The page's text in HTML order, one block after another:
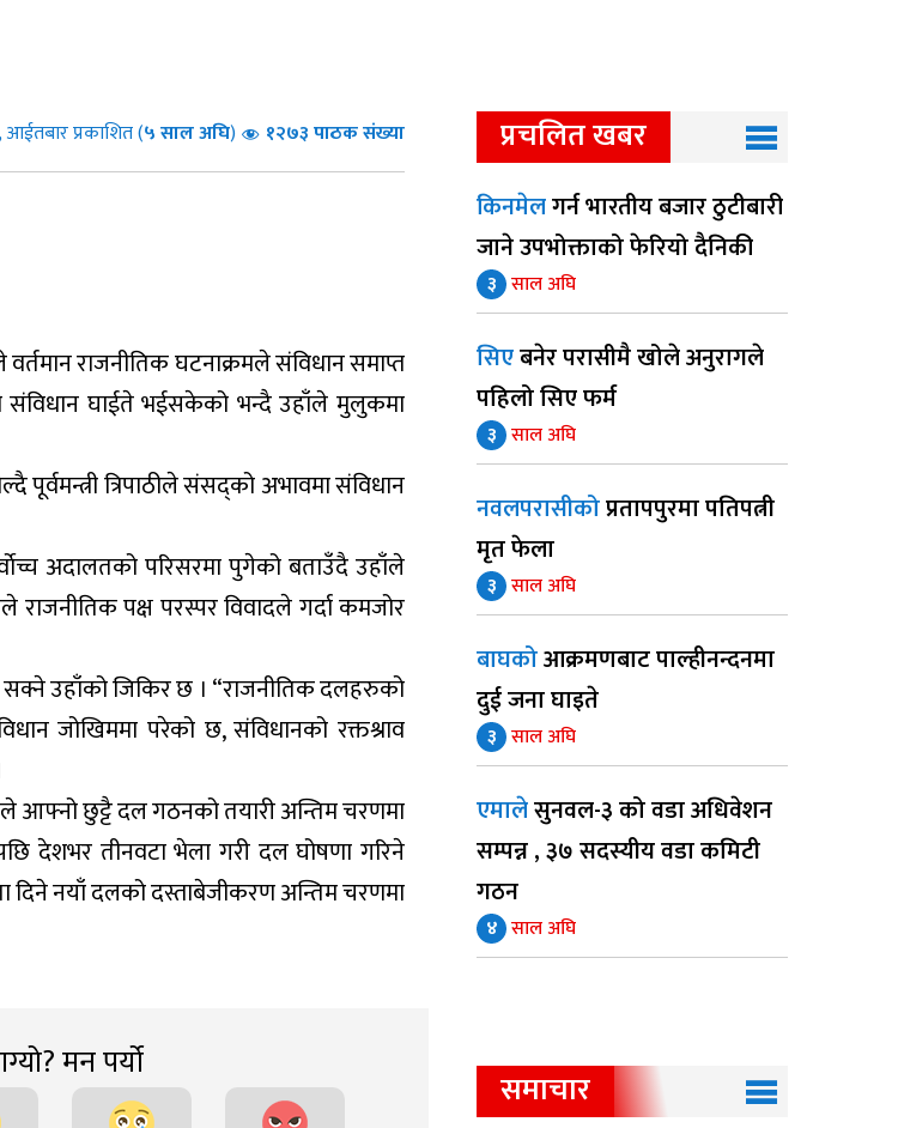
प्रकाशित (५साल अघि) १२७३ पाठक संख्या
वर्तमान राजनीतिक घटनाक्रमले संविधान समाप्त
संविधान घाईते भईसकेको भन्दै उहाँले मुलुकमा
पूर्वमन्त्री त्रिपाठीले संसद्को अभावमा संविधान
अदालतको परिसरमा पुगेको बताउँदै उहाँले
पक्ष परस्पर विवादले गर्दा कमजोर
उहाँको जिकिर छ । “राजनीतिक दलहरुको
जोखिममा परेको छ, संविधानको रक्तश्राव
आफ्नो छुट्टै दल गठनको तयारी अन्तिम चरणमा
देशभर तीनवटा भेला गरी दल घोषणा गरिने
दिने नयाँ दलको दस्ताबेजीकरण अन्तिम चरणमा
मन पर्यो
प्रचलित खबर
किनमेलगर्न भारतीय बजार ठुटीबारी
जाने उपभोक्ताको फेरियो दैनिकी
३ साल अघि
सिएबनेर परासीमै खोले अनुरागले
पहिलो सिए फर्म
३ साल अघि
नवलपरासीकोप्रतापपुरमा पतिपत्नी
मृत फेला
३ साल अघि
बाघकोआक्रमणबाट पाल्हीनन्दनमा
दुई जना घाइते
३ साल अघि
एमालेसुनवल-३ को वडा अधिवेशन
सम्पन्न , ३७ सदस्यीय वडा कमिटी
गठन
४ साल अघि
समाचार